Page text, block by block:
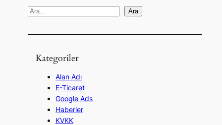
A
a
Ara
Kategoriler
Alan Adı
E-Ticaret
Google Ads
Haberler
KVKK